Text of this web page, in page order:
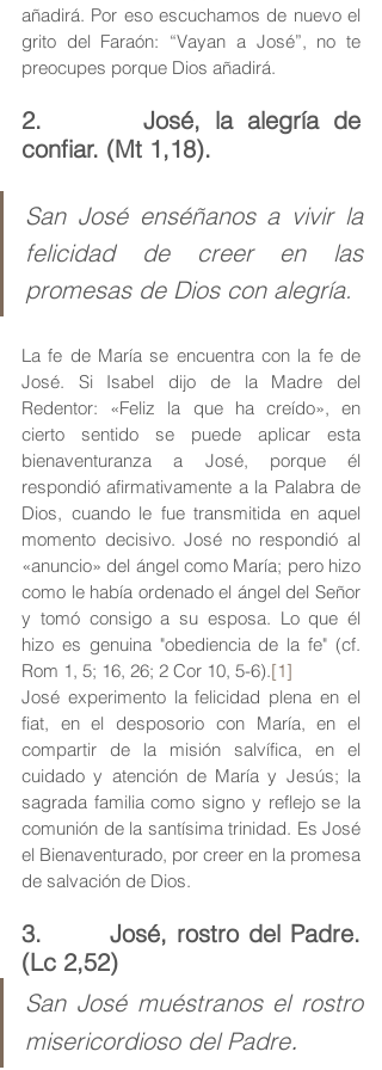
añadirá. Por eso escuchamos de nuevo el
grito del Faraón: “Vayan a José”, no te
preocupes porque Dios añadirá.
2.       José, la alegría de
confiar. (Mt 1,18).
San José enséñanos a vivir la
felicidad de creer en las
promesas de Dios con alegría.
La fe de María se encuentra con la fe de
José. Si Isabel dijo de la Madre del
Redentor: «Feliz la que ha creído», en
cierto sentido se puede aplicar esta
bienaventuranza a José, porque él
respondió afirmativamente a la Palabra de
Dios, cuando le fue transmitida en aquel
momento decisivo. José no respondió al
«anuncio» del ángel como María; pero hizo
como le había ordenado el ángel del Señor
y tomó consigo a su esposa. Lo que él
hizo es genuina "obediencia de la fe" (cf.
Rom 1, 5; 16, 26; 2 Cor 10, 5-6).[1]
José experimento la felicidad plena en el
fiat, en el desposorio con María, en el
compartir de la misión salvífica, en el
cuidado y atención de María y Jesús; la
sagrada familia como signo y reflejo se la
comunión de la santísima trinidad. Es José
el Bienaventurado, por creer en la promesa
de salvación de Dios.
3.       José, rostro del Padre.
(Lc 2,52)
San José muéstranos el rostro
misericordioso del Padre.